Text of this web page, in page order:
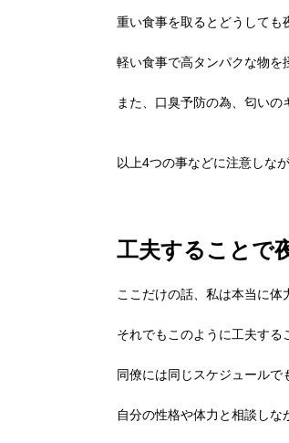
重い食事を取るとどうしても
軽い食事で高タンパクな物を
また、口臭予防の為、匂いの
以上4つの事などに注意しな
工夫することで
ここだけの話、私は本当に体
それでもこのように工夫する
同僚には同じスケジュールで
自分の性格や体力と相談しな